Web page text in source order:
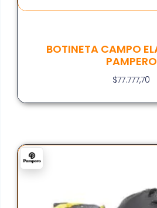
BOTINETA CAMPO
PAMPERO
$77.777,70